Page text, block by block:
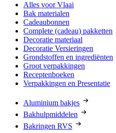
Alles voor Vlaai
Bak materialen
Cadeaubonnen
Complete (cadeau) pakketten
Decoratie materiaal
Decoratie Versieringen
Grondstoffen en ingrediënten
Groot verpakkingen
Receptenboeken
Verpakkingen en Presentatie
Aluminium bakjes
Bakhulpmiddelen
Bakringen RVS